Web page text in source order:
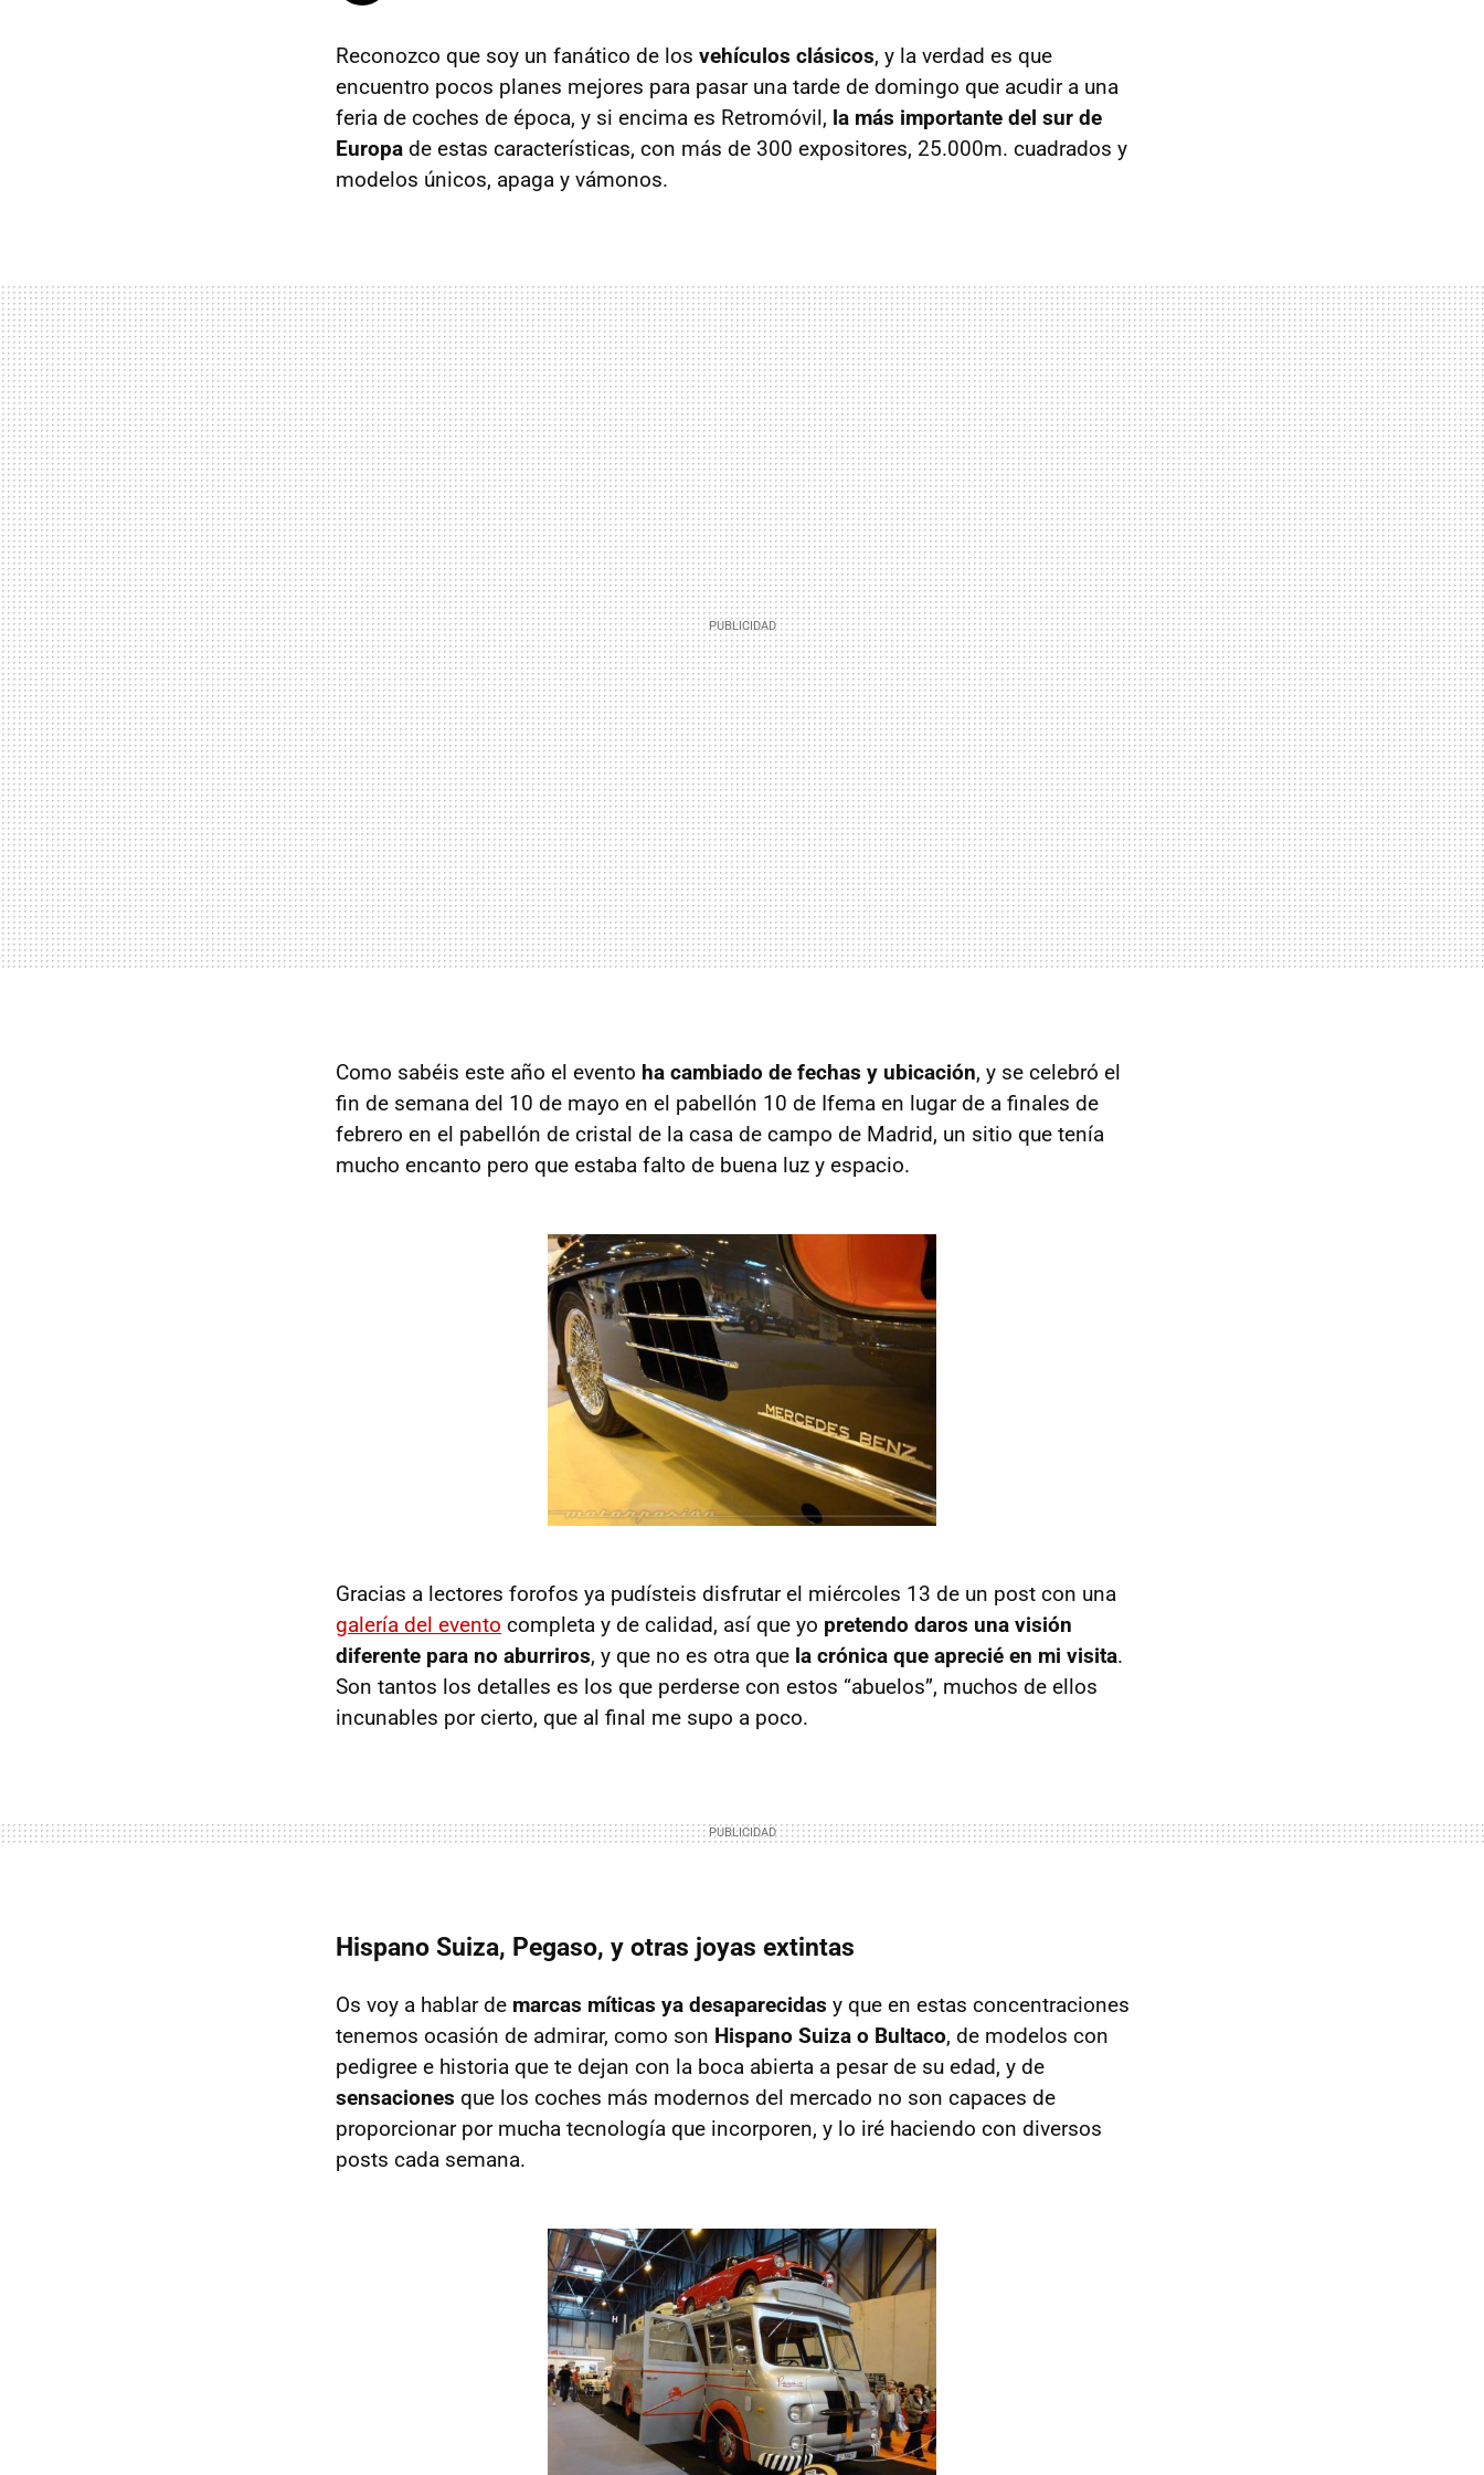
Reconozco que soy un fanático de los vehículos clásicos, y la verdad es que
encuentro pocos planes mejores para pasar una tarde de domingo que acudir a una
feria de coches de época, y si encima es Retromóvil, la más importante del sur de
Europa de estas características, con más de 300 expositores, 25.000m. cuadrados y
modelos únicos, apaga y vámonos.
Como sabéis este año el evento ha cambiado de fechas y ubicación, y se celebró el
fin de semana del 10 de mayo en el pabellón 10 de Ifema en lugar de a finales de
febrero en el pabellón de cristal de la casa de campo de Madrid, un sitio que tenía
mucho encanto pero que estaba falto de buena luz y espacio.
Gracias a lectores forofos ya pudísteis disfrutar el miércoles 13 de un post con una
galería del evento completa y de calidad, así que yo pretendo daros una visión
diferente para no aburriros, y que no es otra que la crónica que aprecié en mi visita.
Son tantos los detalles es los que perderse con estos “abuelos”, muchos de ellos
incunables por cierto, que al final me supo a poco.
Hispano Suiza, Pegaso, y otras joyas extintas
Os voy a hablar de marcas míticas ya desaparecidas y que en estas concentraciones
tenemos ocasión de admirar, como son Hispano Suiza o Bultaco, de modelos con
pedigree e historia que te dejan con la boca abierta a pesar de su edad, y de
sensaciones que los coches más modernos del mercado no son capaces de
proporcionar por mucha tecnología que incorporen, y lo iré haciendo con diversos
posts cada semana.